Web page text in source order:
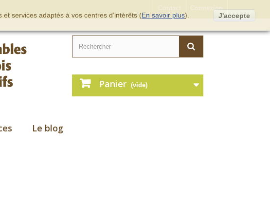
Connexion
Panier (vide)
Le blog
services adaptés à vos centres d’intérêts (En savoir plus). J'accepte